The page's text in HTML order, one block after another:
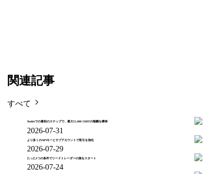
関連記事
すべて
Toobitでの最初のステップで、最大15,000 USDTの報酬を獲得
2026-07-31
より多くのAPIキーとサブアカウントで取引を強化
2026-07-29
たった1つの条件でリードトレーダーの旅をスタート
2026-07-24